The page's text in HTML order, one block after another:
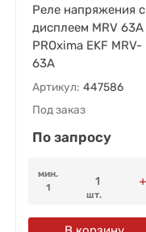
Реле напряжения с
дисплеем MRV 63А
PROxima EKF MRV-
63A
Артикул: 447586
Под заказ
По запросу
мин.
1
шт.